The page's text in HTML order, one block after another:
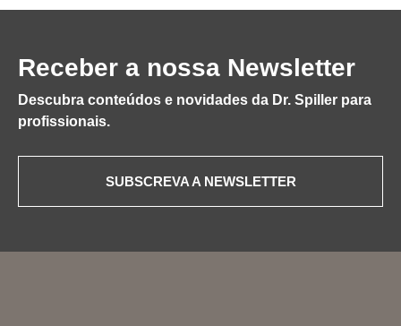
Receber a nossa Newsletter
Descubra conteúdos e novidades da Dr. Spiller para
profissionais.
SUBSCREVA A NEWSLETTER